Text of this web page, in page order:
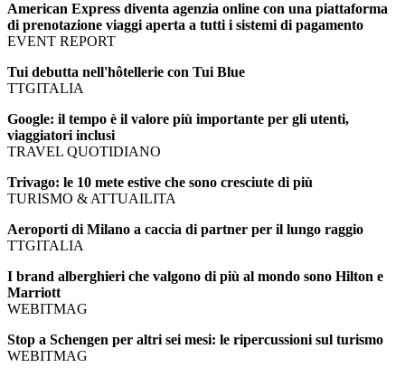
American Express diventa agenzia online con una piattaforma
di prenotazione viaggi aperta a tutti i sistemi di pagamento
EVENT REPORT
Tui debutta nell'hôtellerie con Tui Blue
TTGITALIA
Google: il tempo è il valore più importante per gli utenti,
viaggiatori inclusi
TRAVEL QUOTIDIANO
Trivago: le 10 mete estive che sono cresciute di più
TURISMO & ATTUAILITA
Aeroporti di Milano a caccia di partner per il lungo raggio
TTGITALIA
I brand alberghieri che valgono di più al mondo sono Hilton e
Marriott
WEBITMAG
Stop a Schengen per altri sei mesi: le ripercussioni sul turismo
WEBITMAG